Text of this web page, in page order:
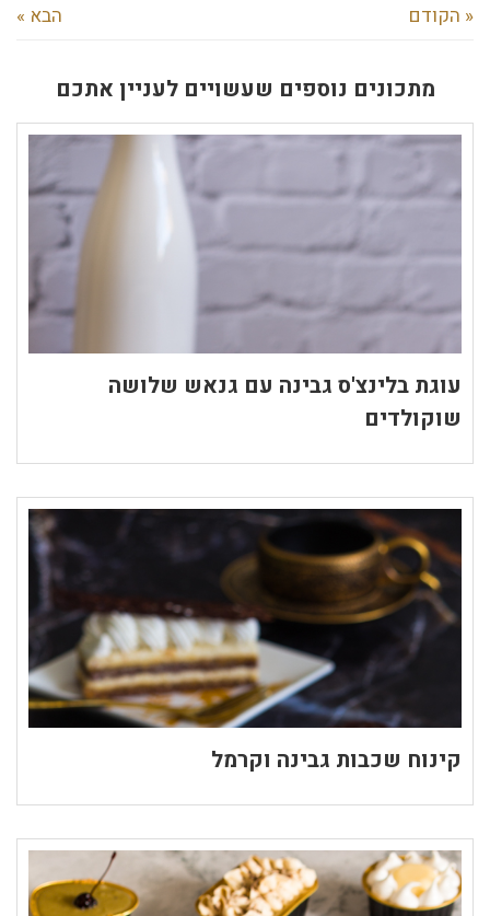
« הקודם הבא »
מתכונים נוספים שעשויים לעניין אתכם
עוגת בלינצ'ס גבינה עם גנאש שלושה
שוקולדים
קינוח שכבות גבינה וקרמל